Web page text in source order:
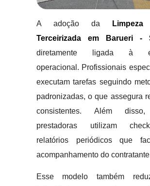
A adoção da
Terceirizada em Barueri -
diretamente ligada à
operacional. Profissionais
executam tarefas seguindo
padronizadas, o que assegura
consistentes. Além
prestadoras utilizam
relatórios periódicos que
acompanhamento do
Esse modelo também